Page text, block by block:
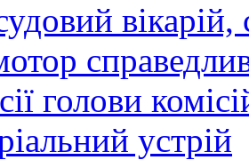
вікарій,
голови
устрій